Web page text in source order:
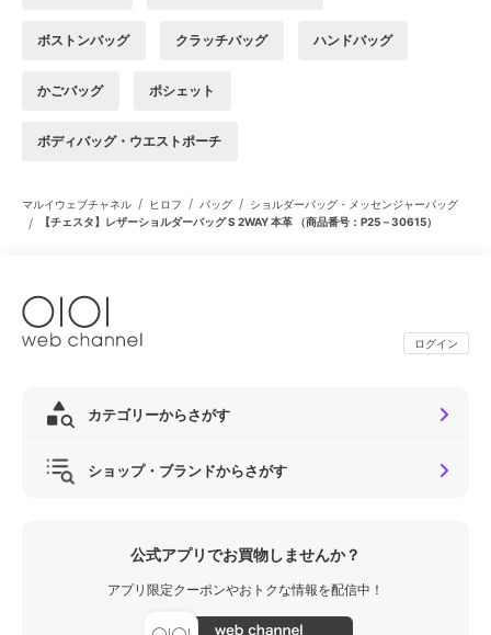
ボストンバッグ クラッチバッグ ハンドバッグ
かごバッグ ポシェット
ボディバッグ・ウエストポーチ
マルイウェブチャネル / ヒロフ / バッグ / ショルダーバッグ・メッセンジャーバッグ
/ 【チェスタ】レザーショルダーバッグ S 2WAY 本革 （商品番号：P25－30615）
ログイン
カテゴリーからさがす
ショップ・ブランドからさがす
公式アプリでお買物しませんか？
アプリ限定クーポンやおトクな情報を配信中！